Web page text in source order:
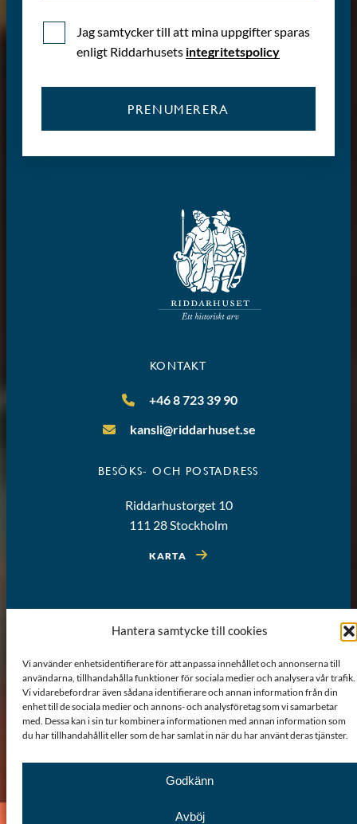
Hantera samtycke till cookies
Vi använder enhetsidentifierare för att anpassa innehållet och annonserna till
användarna, tillhandahålla funktioner för sociala medier och analysera vår trafik.
Vi vidarebefordrar även sådana identifierare och annan information från din
enhet till de sociala medier och annons- och analysföretag som vi samarbetar
med. Dessa kan i sin tur kombinera informationen med annan information som
du har tillhandahållit eller som de har samlat in när du har använt deras tjänster.
Godkänn
Avböj
Jag samtycker till att mina uppgifter sparas
enligt Riddarhusets integritetspolicy
PRENUMERERA
KONTAKT
+46 8 723 39 90
kansli@riddarhuset.se
BESÖKS- OCH POSTADRESS
Riddarhustorget 10
111 28 Stockholm
KARTA
Om webbplatsen Sitemap GDPR Cookiepolicy